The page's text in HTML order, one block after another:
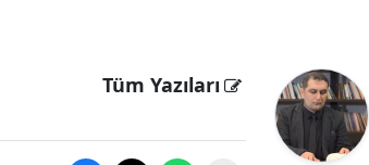
Tüm Yazıları